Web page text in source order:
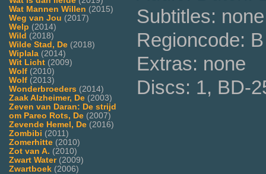
Wat Mannen Willen (2015)
Weg van Jou (2017)
Welp (2014)
Wild (2018)
Wilde Stad, De (2018)
Wiplala (2014)
Wit Licht (2009)
Wolf (2010)
Wolf (2013)
Wonderbroeders (2014)
Zaak Alzheimer, De (2003)
Zeven van Daran: De strijd
om Pareo Rots, De (2007)
Zevende Hemel, De (2016)
Zombibi (2011)
Zomerhitte (2010)
Zot van A. (2010)
Zwart Water(2009)
Zwartboek (2006)
Subtitles: none
Regioncode: B
Extras: none
Discs: 1, BD-